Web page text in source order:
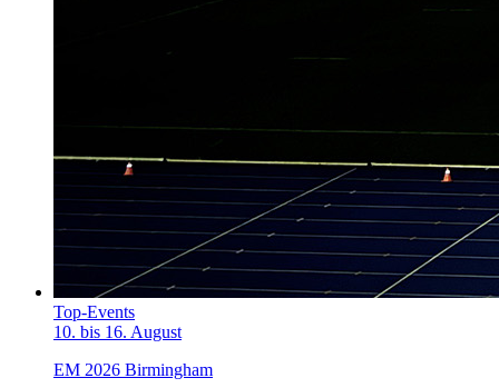
Top-Events
10. bis 16. August
EM 2026 Birmingham